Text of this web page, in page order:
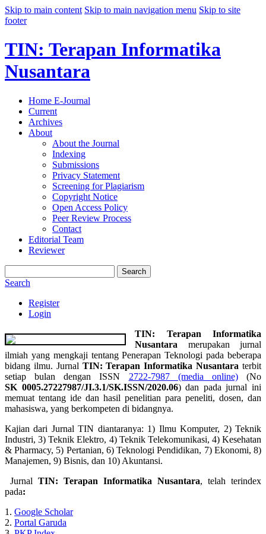
Skip to main content Skip to main navigation menu Skip to site
footer
TIN: Terapan Informatika
Nusantara
Home E-Journal
Current
Archives
About
About the Journal
Indexing
Submissions
Privacy Statement
Screening for Plagiarism
Copyright Notice
Open Access Policy
Peer Review Process
Contact
Editorial Team
Reviewer
Search
Search
Register
Login
TIN: Terapan Informatika
Nusantara merupakan jurnal
ilmiah yang mengkaji tentang Penerapan Teknologi pada beberapa
bidang ilmu. Jurnal TIN: Terapan Informatika Nusantara terbit
setiap bulan dengan ISSN 2722-7987 (media online)(No
SK 0005.27227987/JI.3.1/SK.ISSN/2020.06) dan pada jurnal ini
memuat tentang ide dan hasil penelitian para peneliti, dosen, dan
mahasiswa, yang berkompeten di bidangnya.
Kajian dari Jurnal TIN diantaranya: 1) Ilmu Komputer, 2) Teknik
Industri, 3) Teknik Elektro, 4) Teknik Telekomunikasi, 4) Kesehatan
& Pharmacy, 5) Pertanian, 6) Teknologi Pendidikan, 7) Ekonomi, 8)
Manajemen, 9) Bisnis, dan 10) Akuntansi.
Jurnal TIN: Terapan Informatika Nusantara, telah terindex
pada:
1. Google Scholar
2. Portal Garuda